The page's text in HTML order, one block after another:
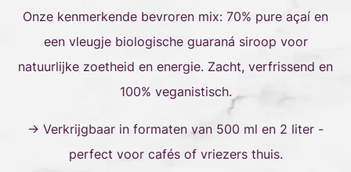
Onze kenmerkende bevroren mix: 70% pure açaí en
een vleugje biologische guaraná siroop voor
natuurlijke zoetheid en energie. Zacht, verfrissend en
100% veganistisch.
→ Verkrijgbaar in formaten van 500 ml en 2 liter -
perfect voor cafés of vriezers thuis.